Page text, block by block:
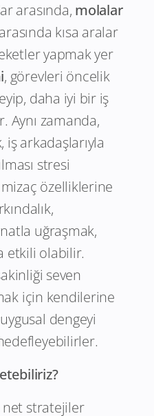
arasında, molalar
kısa aralar
yapmak yer
, görevleri öncelik
daha iyi bir iş
Aynı zamanda,
arkadaşlarıyla
stresi
özelliklerine
uğraşmak,
etkili olabilir.
seven
için kendilerine
dengeyi
net stratejiler